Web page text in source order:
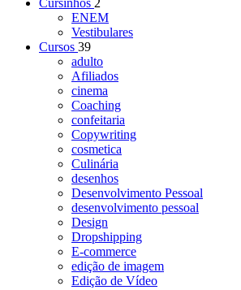
Cursinhos 2
ENEM
Vestibulares
Cursos 39
adulto
Afiliados
cinema
Coaching
confeitaria
Copywriting
cosmetica
Culinária
desenhos
Desenvolvimento Pessoal
desenvolvimento pessoal
Design
Dropshipping
E-commerce
edição de imagem
Edição de Vídeo